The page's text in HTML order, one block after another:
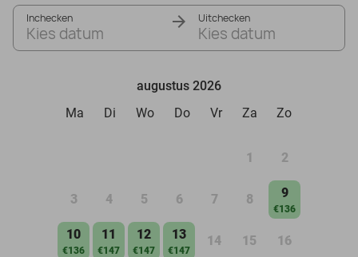
Inchecken
Kies datum
Uitchecken
Kies datum
augustus 2026
Ma
Di Wo Do Vr Za Zo
1 2
3 4 5 6 7 8 9
€136
10
€136
11
€147
12
€147
13
€147
14 15 16